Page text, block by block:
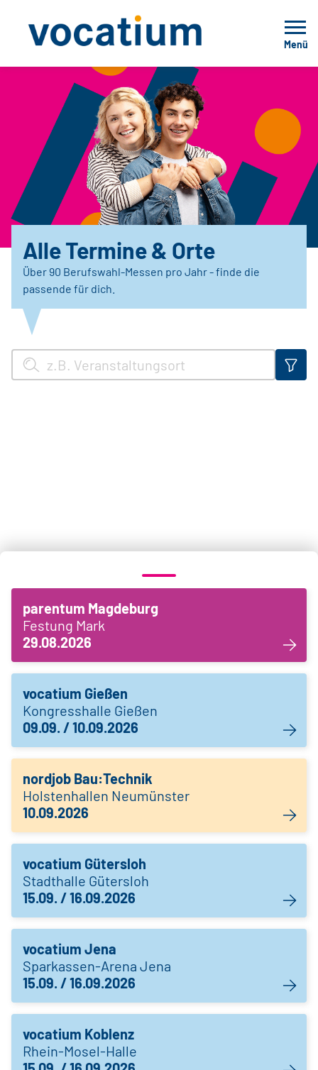
Menü
Alle Termine & Orte
Über 90 Berufswahl-Messen pro Jahr - finde die
passende für dich.
parentum Magdeburg
Festung Mark
29.08.2026
vocatium Gießen
Kongresshalle Gießen
09.09. / 10.09.2026
nordjob Bau:Technik
Holstenhallen Neumünster
10.09.2026
vocatium Gütersloh
Stadthalle Gütersloh
15.09. / 16.09.2026
vocatium Jena
Sparkassen-Arena Jena
15.09. / 16.09.2026
vocatium Koblenz
Rhein-Mosel-Halle